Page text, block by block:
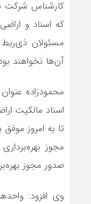
کارشناس شرکت
که اسناد و
مسئولان ذی‌ربط
آن‌ها نخواهند
محمودزاده
اسناد مالکیت
تا به امروز
مجوز
صدور مجوز
وی افزود: